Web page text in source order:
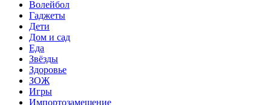
Волейбол
Гаджеты
Дети
Дом и сад
Еда
Звёзды
Здоровье
ЗОЖ
Игры
Импортозамещение